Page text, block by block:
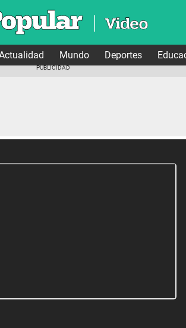
Mundo Deportes